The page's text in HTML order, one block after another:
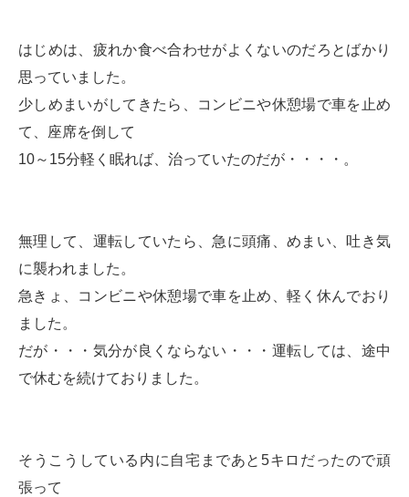
はじめは、疲れか食べ合わせがよくないのだろとばかり
思っていました。
少しめまいがしてきたら、コンビニや休憩場で車を止め
て、座席を倒して
10～15分軽く眠れば、治っていたのだが・・・・。
無理して、運転していたら、急に頭痛、めまい、吐き気
に襲われました。
急きょ、コンビニや休憩場で車を止め、軽く休んでおり
ました。
だが・・・気分が良くならない・・・運転しては、途中
で休むを続けておりました。
そうこうしている内に自宅まであと5キロだったので頑
張って